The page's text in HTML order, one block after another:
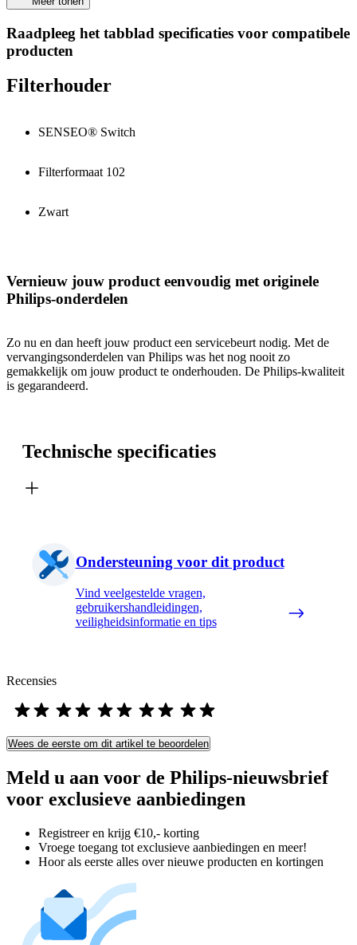
Raadpleeg het tabblad specificaties voor compatibele
producten
Filterhouder
SENSEO® Switch
Filterformaat 102
Zwart
Vernieuw jouw product eenvoudig met originele
Philips-onderdelen
Zo nu en dan heeft jouw product een servicebeurt nodig. Met de
vervangingsonderdelen van Philips was het nog nooit zo
gemakkelijk om jouw product te onderhouden. De Philips-kwaliteit
is gegarandeerd.
Technische specificaties
Ondersteuning voor dit product
Vind veelgestelde vragen,
gebruikershandleidingen,
veiligheidsinformatie en tips
Recensies
Wees de eerste om dit artikel te beoordelen
Meld u aan voor de Philips-nieuwsbrief
voor exclusieve aanbiedingen
Registreer en krijg €10,- korting
Vroege toegang tot exclusieve aanbiedingen en meer!
Hoor als eerste alles over nieuwe producten en kortingen